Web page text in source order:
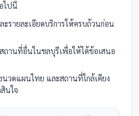
ไปนี้
ะรายละเอียดบริการให้ครบถ้วนก่อน
สถานที่อื่นในชลบุรีเพื่อให้ได้ข้อเสนอ
วดแผนไทย และสถานที่ใกล้เคียง
นใจ